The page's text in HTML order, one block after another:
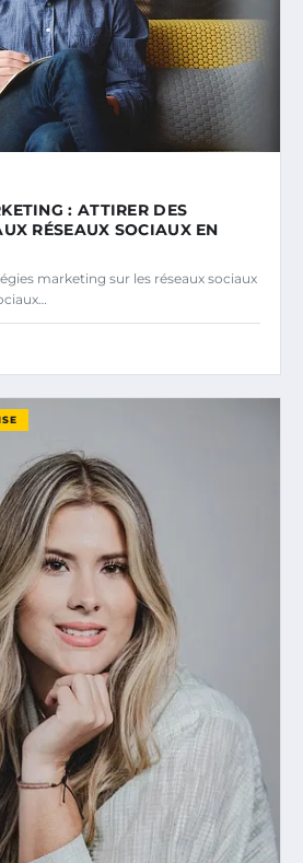
: ATTIRER DES
RÉSEAUX SOCIAUX EN
marketing sur les réseaux sociaux